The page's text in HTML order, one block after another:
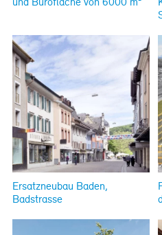
Ersatzneubau Baden,
Badstrasse